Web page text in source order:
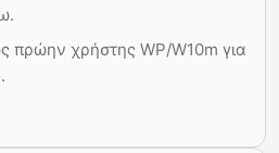
πρώην χρήστης WP/W10m για